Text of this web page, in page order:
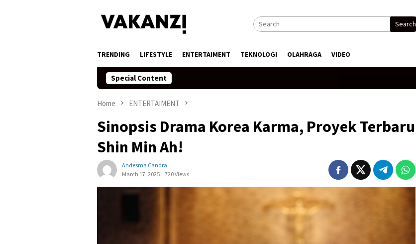
Search
TRENDING LIFESTYLE ENTERTAIMENT TEKNOLOGI OLAHRAGA VIDEO
Special Content
Home ENTERTAIMENT
Sinopsis Drama Korea Karma, Proyek Terbaru
Shin Min Ah!
Andesma Candra
March 17, 2025
720 Views